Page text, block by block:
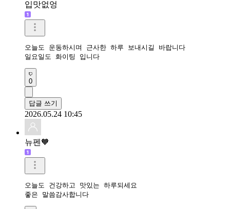
입맛없엉
오늘도 운동하시며 근사한 하루 보내시길 바랍니다
일요일도 화이팅 입니다
0
답글 쓰기
2026.05.24 10:45
뉴펜🧡
오늘도 건강하고 맛있는 하루되세요
좋은 말씀감사합니다